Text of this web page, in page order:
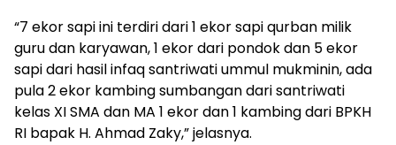
“7 ekor sapi ini terdiri dari 1 ekor sapi qurban milik
guru dan karyawan, 1 ekor dari pondok dan 5 ekor
sapi dari hasil infaq santriwati ummul mukminin, ada
pula 2 ekor kambing sumbangan dari santriwati
kelas XI SMA dan MA 1 ekor dan 1 kambing dari BPKH
RI bapak H. Ahmad Zaky,” jelasnya.